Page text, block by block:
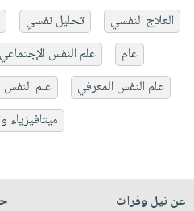
العلاج النفسي
تحليل نفسي
عام
علم النفس الإجتماعي
علم النفس المعرفي
علم النفس
عن نيل وفرات